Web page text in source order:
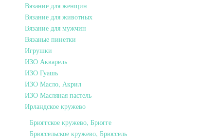
Вязание для женщин
Вязание для животных
Вязание для мужчин
Вязаные пинетки
Игрушки
ИЗО Акварель
ИЗО Гуашь
ИЗО Масло, Акрил
ИЗО Масляная пастель
Ирландское кружево
Брюггское кружево, Брюгге
Брюссельское кружево, Брюссель